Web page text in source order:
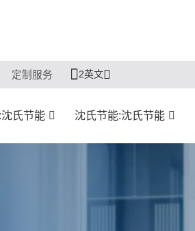
定制服务 2英文
氏节能 沈氏节能:沈氏节能